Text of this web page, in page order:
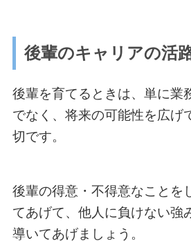
後輩のキャリアの活
後輩を育てるときは、単に業
でなく、将来の可能性を広げ
切です。
後輩の得意・不得意なことを
てあげて、他人に負けない強
導いてあげましょう。